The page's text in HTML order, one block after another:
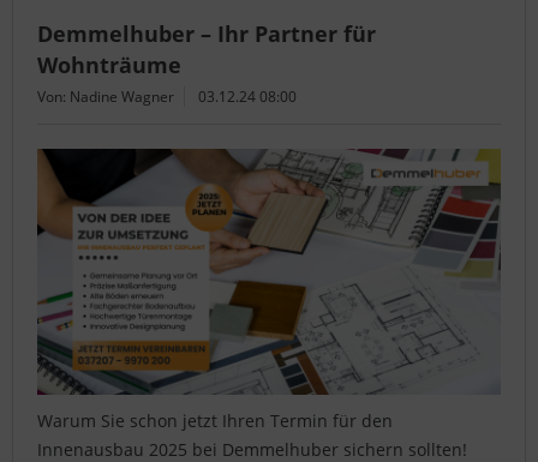
Demmelhuber – Ihr Partner für
Wohnträume
Von: Nadine Wagner 03.12.24 08:00
Warum Sie schon jetzt Ihren Termin für den
Innenausbau 2025 bei Demmelhuber sichern sollten!